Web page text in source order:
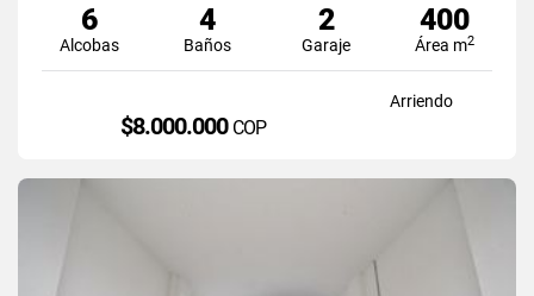
6
Alcobas
4
Baños
2
Garaje
400
Área m2
Arriendo
$8.000.000 COP